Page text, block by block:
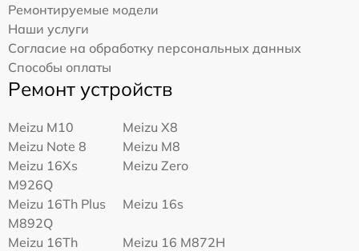
Ремонтируемые модели
Наши услуги
Согласие на обработку персональных данных
Способы оплаты
Ремонт устройств
Meizu M10
Meizu X8
Meizu Note 8
Meizu M8
Meizu 16Xs
M926Q
Meizu Zero
Meizu 16Th Plus
M892Q
Meizu 16s
Meizu 16Th
Meizu 16 M872H